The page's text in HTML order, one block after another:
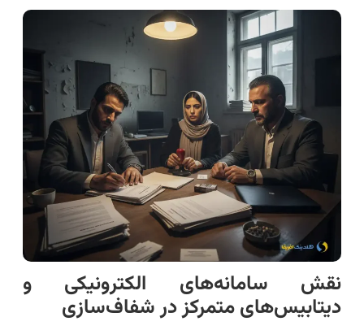
نقش سامانه‌های الکترونیکی و
دیتابیس‌های متمرکز در شفاف‌سازی